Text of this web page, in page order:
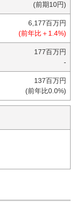
(前期10円)
6,177百万円
(前年比＋1.4%)
177百万円
-
137百万円
(前年比0.0%)